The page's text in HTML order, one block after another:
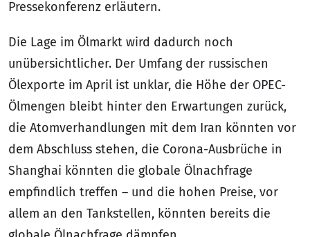
Pressekonferenz erläutern.
Die Lage im Ölmarkt wird dadurch noch
unübersichtlicher. Der Umfang der russischen
Ölexporte im April ist unklar, die Höhe der OPEC-
Ölmengen bleibt hinter den Erwartungen zurück,
die Atomverhandlungen mit dem Iran könnten vor
dem Abschluss stehen, die Corona-Ausbrüche in
Shanghai könnten die globale Ölnachfrage
empfindlich treffen – und die hohen Preise, vor
allem an den Tankstellen, könnten bereits die